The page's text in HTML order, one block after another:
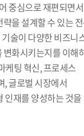
중심으로 재편되면
을 설계할 수 있는
술이 다양한 비즈니
변화시키는지를 이해
케팅 혁신, 프로세스
, 글로벌 시장에서
인재를 양성하는 것을